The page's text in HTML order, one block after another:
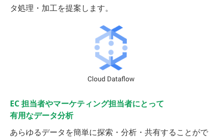
タ処理・加工を提案します。
EC 担当者やマーケティング担当者にとって
有用なデータ分析
あらゆるデータを簡単に探索・分析・共有することがで